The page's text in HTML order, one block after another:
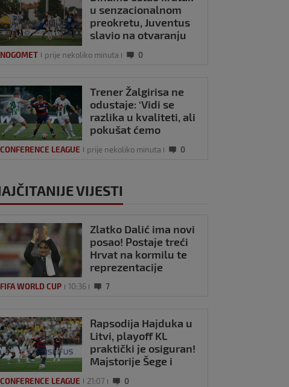
u senzacionalnom
preokretu, Juventus
slavio na otvaranju
NOGOMET prije nekoliko minuta 0
Trener Žalgirisa ne
odustaje: ‘Vidi se
razlika u kvaliteti, ali
pokušat ćemo
Poljudu’
CONFERENCE LEAGUE prije nekoliko minuta 0
VIJESTI
Zlatko Dalić ima novi
posao! Postaje treći
Hrvat na kormilu te
reprezentacije
FIFA WORLD CUP 10:36 7
Rapsodija Hajduka u
Litvi, playoff KL
praktički je osiguran!
Majstorije Šege i
CONFERENCE LEAGUE 21:07 0